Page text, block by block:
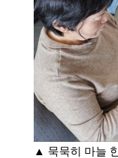
▲ 묵묵히 마늘